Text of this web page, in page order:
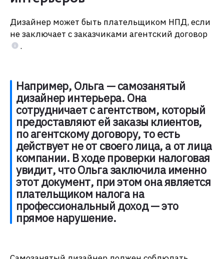
Дизайнер может быть плательщиком НПД, если
не заключает с заказчиками агентский договор
.
Например, Ольга — самозанятый
дизайнер интерьера. Она
сотрудничает с агентством, который
предоставляют ей заказы клиентов,
по агентскому договору, то есть
действует не от своего лица, а от лица
компании. В ходе проверки налоговая
увидит, что Ольга заключила именно
этот документ, при этом она является
плательщиком налога на
профессиональный доход — это
прямое нарушение.